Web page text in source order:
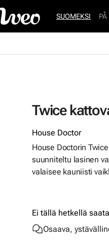
SUOMEKSI
Twice
House Doctor
House Doctorin
suunniteltu lasinen
valaisee kauniisti
Ei tällä hetkellä
Osaava,